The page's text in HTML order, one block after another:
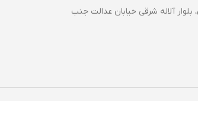
بلوار آلاله شرقی خیابان عدالت جنب